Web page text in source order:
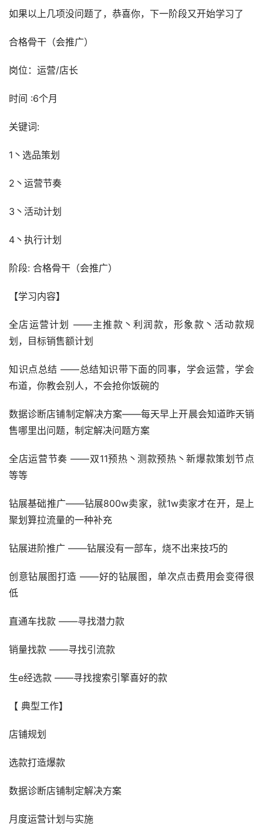
如果以上几项没问题了，恭喜你，下一阶段又开始学习了
合格骨干（会推广）
岗位：运营/店长
时间 :6个月
关键词:
1丶选品策划
2丶运营节奏
3丶活动计划
4丶执行计划
阶段: 合格骨干（会推广）
【学习内容】
全店运营计划 ——主推款丶利润款，形象款丶活动款规
划，目标销售额计划
知识点总结 ——总结知识带下面的同事，学会运营，学会
布道，你教会别人，不会抢你饭碗的
数据诊断店铺制定解决方案——每天早上开晨会知道昨天销
售哪里出问题，制定解决问题方案
全店运营节奏 ——双11预热丶测款预热丶新爆款策划节点
等等
钻展基础推广——钻展800w卖家，就1w卖家才在开，是上
聚划算拉流量的一种补充
钻展进阶推广 ——钻展没有一部车，烧不出来技巧的
创意钻展图打造 ——好的钻展图，单次点击费用会变得很
低
直通车找款 ——寻找潜力款
销量找款 ——寻找引流款
生e经选款 ——寻找搜索引擎喜好的款
【 典型工作】
店铺规划
选款打造爆款
数据诊断店铺制定解决方案
月度运营计划与实施